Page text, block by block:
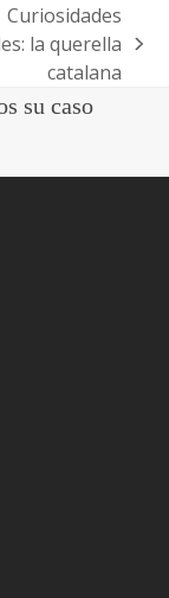
Curiosidades
la querella
catalana
su caso